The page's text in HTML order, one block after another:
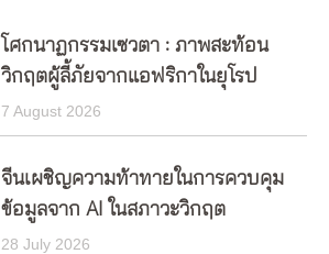
โศกนาฏกรรมเซวตา : ภาพสะท้อน
วิกฤตผู้ลี้ภัยจากแอฟริกาในยุโรป
7 August 2026
จีนเผชิญความท้าทายในการควบคุม
ข้อมูลจาก AI ในสภาวะวิกฤต
28 July 2026